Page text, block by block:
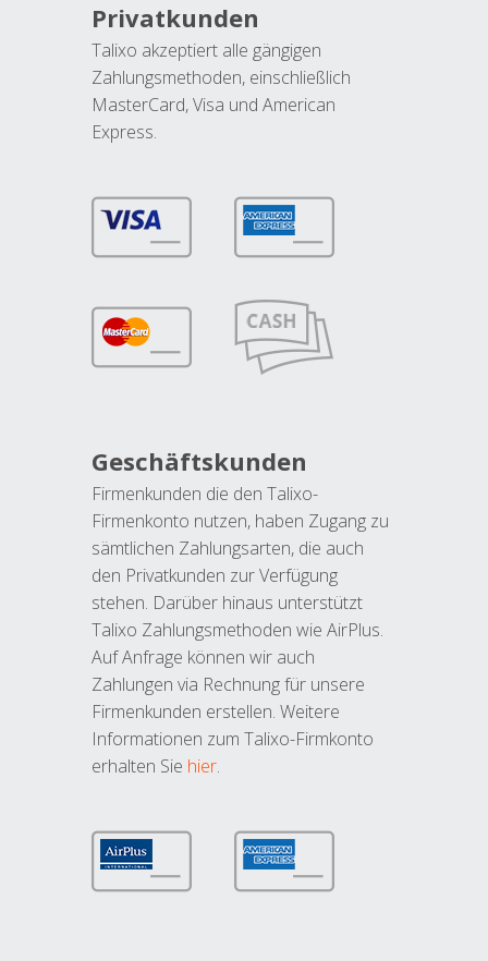
Privatkunden
Talixo akzeptiert alle gängigen
Zahlungsmethoden, einschließlich
MasterCard, Visa und American
Express.
Geschäftskunden
Firmenkunden die den Talixo-
Firmenkonto nutzen, haben Zugang zu
sämtlichen Zahlungsarten, die auch
den Privatkunden zur Verfügung
stehen. Darüber hinaus unterstützt
Talixo Zahlungsmethoden wie AirPlus.
Auf Anfrage können wir auch
Zahlungen via Rechnung für unsere
Firmenkunden erstellen. Weitere
Informationen zum Talixo-Firmkonto
erhalten Sie hier.